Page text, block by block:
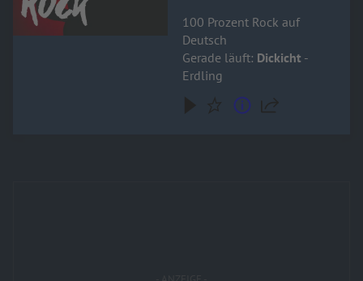
100 Prozent Rock auf
Deutsch
Gerade läuft: Dickicht -
Erdling